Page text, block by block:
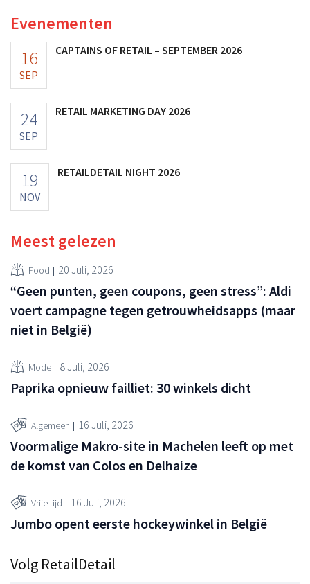
Evenementen
16
SEP
CAPTAINS OF RETAIL – SEPTEMBER 2026
24
SEP
RETAIL MARKETING DAY 2026
19
NOV
RETAILDETAIL NIGHT 2026
Meest gelezen
Food 20 Juli, 2026
“Geen punten, geen coupons, geen stress”: Aldi
voert campagne tegen getrouwheidsapps (maar
niet in België)
Mode 8 Juli, 2026
Paprika opnieuw failliet: 30 winkels dicht
Algemeen 16 Juli, 2026
Voormalige Makro-site in Machelen leeft op met
de komst van Colos en Delhaize
Vrije tijd 16 Juli, 2026
Jumbo opent eerste hockeywinkel in België
Volg RetailDetail